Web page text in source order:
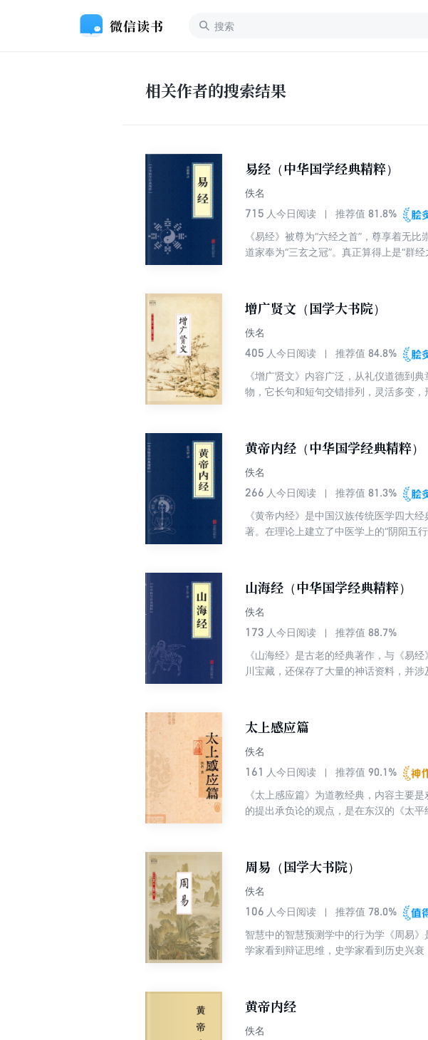
相关作者的搜索结果
易经（中华国学经典精粹）
佚名
715 人今日阅读 推荐值 81.8%
《易经》被尊为“六经之首”，尊享着无
道家奉为“三玄之冠”。真正算得上是“群
增广贤文（国学大书院）
佚名
405 人今日阅读 推荐值 84.8%
《增广贤文》内容广泛，从礼仪道德到
物，它长句和短句交错排列，灵活多变
黄帝内经（中华国学经典精粹）
佚名
266 人今日阅读 推荐值 81.3%
《黄帝内经》是中国汉族传统医学四大
著。在理论上建立了中医学上的“阴阳五行
山海经（中华国学经典精粹）
佚名
173 人今日阅读 推荐值 88.7%
《山海经》是古老的经典著作，与《易
川宝藏，还保存了大量的神话资料，并
太上感应篇
佚名
161 人今日阅读 推荐值 90.1%
《太上感应篇》为道教经典，内容主要
的提出承负论的观点，是在东汉的《太
周易（国学大书院）
佚名
106 人今日阅读 推荐值 78.0%
智慧中的智慧预测学中的行为学《周易
学家看到辩证思维，史学家看到历史兴
黄帝内经
佚名